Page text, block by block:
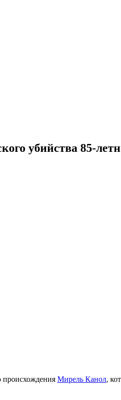
убийства 85-
происхождения Мирель Канол,